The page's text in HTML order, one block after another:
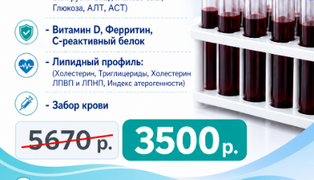
Инфекционист для детей и
взрослых: особенности приема